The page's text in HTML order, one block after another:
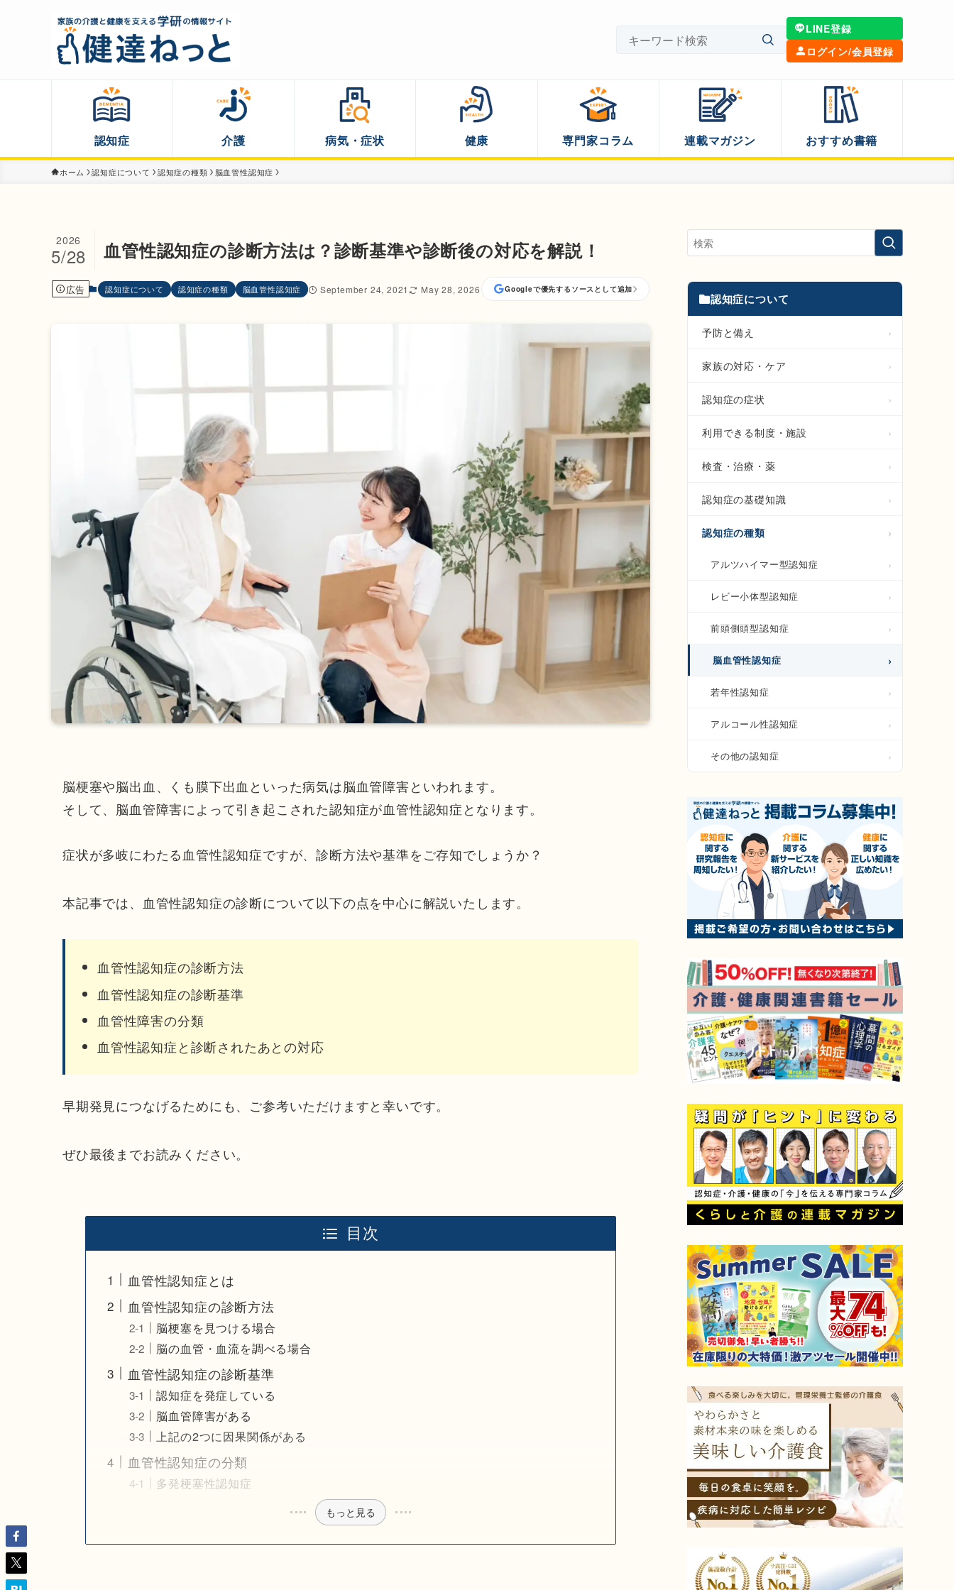
LINE登録
ログイン/会員登録
認知症 介護 病気・症状 健康 専門家コラム 連載マガジン おすすめ書籍
ホーム 認知症について 認知症の種類 脳血管性認知症
血管性認知症の診断方法は？診断基準や診断後の対応を解説！
2026
5/28
広告 認知症について 認知症の種類 脳血管性認知症 September 24, 2021 May 28, 2026 Googleで優先するソースとして追加
脳梗塞や脳出血、くも膜下出血といった病気は脳血管障害といわれます。
そして、脳血管障害によって引き起こされた認知症が血管性認知症となります。
症状が多岐にわたる血管性認知症ですが、診断方法や基準をご存知でしょうか？
本記事では、血管性認知症の診断について以下の点を中心に解説いたします。
血管性認知症の診断方法
血管性認知症の診断基準
血管性障害の分類
血管性認知症と診断されたあとの対応
早期発見につなげるためにも、ご参考いただけますと幸いです。
ぜひ最後までお読みください。
目次
血管性認知症とは
血管性認知症の診断方法
脳梗塞を見つける場合
脳の血管・血流を調べる場合
血管性認知症の診断基準
認知症を発症している
脳血管障害がある
上記の2つに因果関係がある
血管性認知症の分類
多発梗塞性認知症
もっと見る
認知症について
予防と備え
家族の対応・ケア
認知症の症状
利用できる制度・施設
検査・治療・薬
認知症の基礎知識
認知症の種類
アルツハイマー型認知症
レビー小体型認知症
前頭側頭型認知症
脳血管性認知症
若年性認知症
アルコール性認知症
その他の認知症